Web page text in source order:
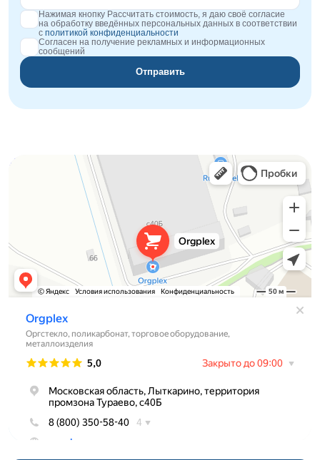
Нажимая кнопку Рассчитать стоимость, я даю своё согласие
на обработку введённых персональных данных в соответствии
с политикой конфиденциальности
Согласен на получение рекламных и информационных
сообщений
Отправить
Orgplex
Оргстекло, поликарбонат в Лыткарине
Торговое оборудование в Лыткарине